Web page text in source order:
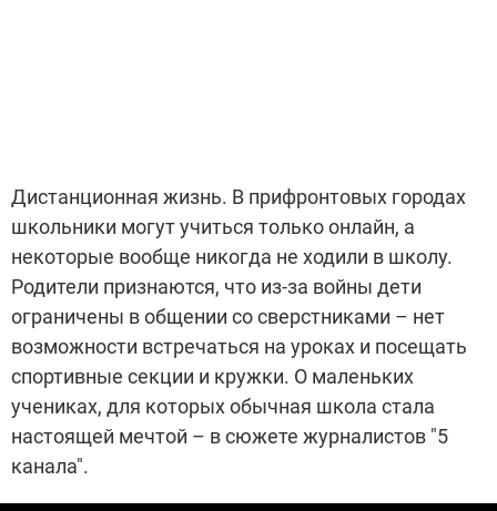
Дистанционная жизнь. В прифронтовых городах
школьники могут учиться только онлайн, а
некоторые вообще никогда не ходили в школу.
Родители признаются, что из-за войны дети
ограничены в общении со сверстниками – нет
возможности встречаться на уроках и посещать
спортивные секции и кружки. О маленьких
учениках, для которых обычная школа стала
настоящей мечтой – в сюжете журналистов "5
канала".